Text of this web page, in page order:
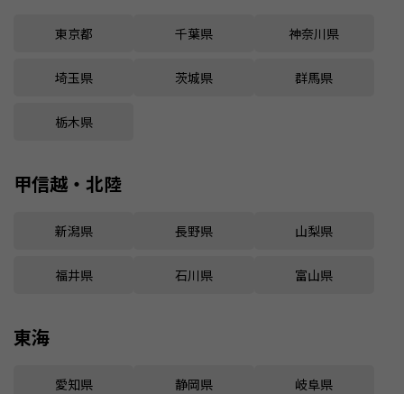
東京都 千葉県 神奈川県
埼玉県 茨城県 群馬県
栃木県
甲信越・北陸
新潟県 長野県 山梨県
福井県 石川県 富山県
東海
愛知県 静岡県 岐阜県